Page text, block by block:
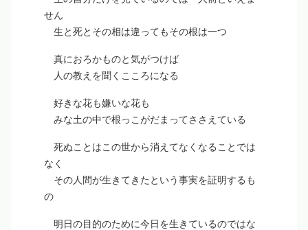
せん
生と死とその相は違ってもその根は一つ
真におろかものと気がつけば
人の教えを聞くこころになる
好きな花も嫌いな花も
みな土の中で根っこがだまってささえている
死ぬことはこの世から消えてなくなることでは
なく
その人間が生きてきたという事実を証明するも
の
明日の目的のために今日を生きているのではな